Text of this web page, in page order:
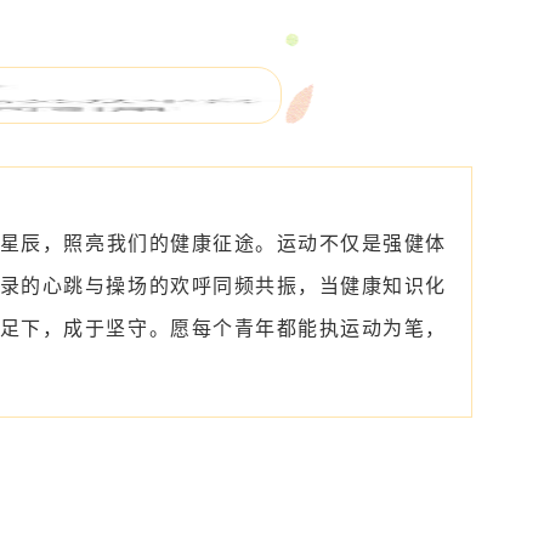
辰，照亮我们的健康征途。运动不仅是强健体
的心跳与操场的欢呼同频共振，当健康知识化
，成于坚守。愿每个青年都能执运动为笔，